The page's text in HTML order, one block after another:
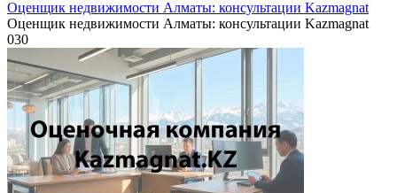
Оценщик недвижимости Алматы: консультации Kazmagnat
Оценщик недвижимости Алматы: консультации Kazmagnat
030